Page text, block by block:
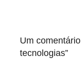
Um comentário
tecnologias”